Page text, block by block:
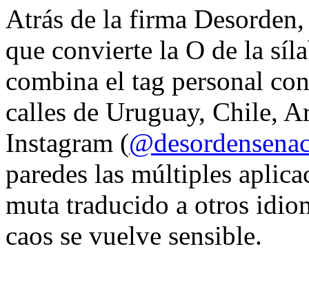
Atrás de la firma
que convierte la O de la
combina el tag personal
calles de Uruguay, Chile,
Instagram (
paredes las múltiples
muta traducido a otros
caos se vuelve sensible.